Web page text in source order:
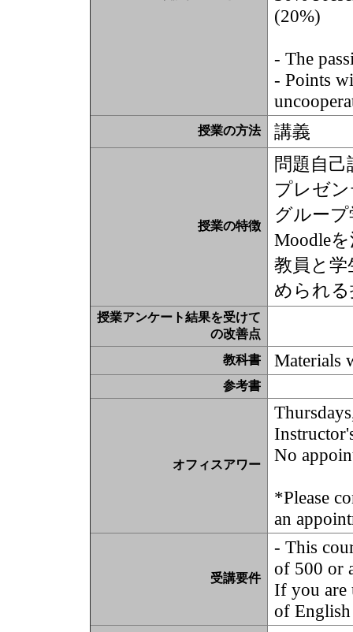
(20%)
- The
- Points
授業の方法 講義
授業の特徴
問題自己
プレゼ
グルー
Moodle
教員と
められ
授業アンケート結果を受けて
の改善点
教科書
Materials
参考書
オフィスアワー
No
*Please
an
受講要件
- This
of 500 or
If you are
of English